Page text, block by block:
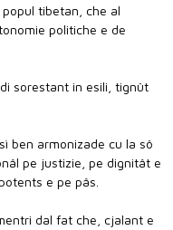
tibetan, che al
politiche e de
sorestant in esili, tignût
ben armonizade cu la sô
pe justizie, pe dignitât e
e pe pâs.
dal fat che, cjalant e